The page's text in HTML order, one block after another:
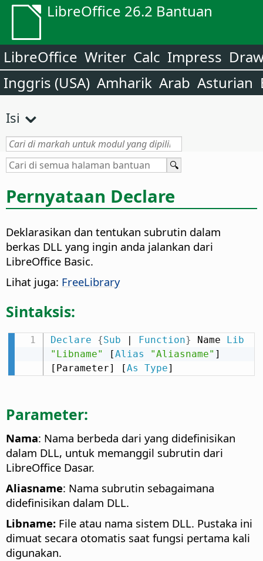
LibreOffice 26.2 Bantuan
LibreOffice Writer Calc Impress
Inggris (USA) Amharik Arab Asturian
Isi
Pernyataan Declare
Deklarasikan dan tentukan subrutin dalam
berkas DLL yang ingin anda jalankan dari
LibreOffice Basic.
Lihat juga: FreeLibrary
Sintaksis:
Declare {Sub | Function} Name Lib
"Libname"
[Alias "Aliasname" ]
[Parameter] [As Type]
Parameter:
Nama: Nama berbeda dari yang didefinisikan
dalam DLL, untuk memanggil subrutin dari
LibreOffice Dasar.
Aliasname: Nama subrutin sebagaimana
didefinisikan dalam DLL.
Libname: File atau nama sistem DLL. Pustaka ini
dimuat secara otomatis saat fungsi pertama kali
digunakan.